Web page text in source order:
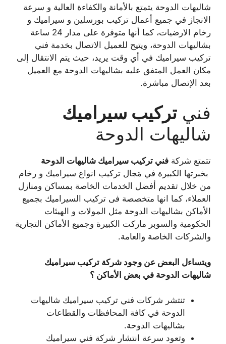
شاليهات الدوحة يتمتع بالأمانة والكفاءة العالية و سرعة
الانجاز في جميع أعمال تركيب بورسلين و سيراميك و
رخام الارضيات، كما أنها متوفرة على مدار 24 ساعة
بشاليهات الدوحة، ويتيح للعميل الاتصال بخدمة فني
تركيب سيراميك في أي وقت يريد، حيث يتم الانتقال إلى
مكان العمل المتفق عليه بشاليهات الدوحة مع العميل
بعد الإتصال مباشرة.
فني تركيب سيراميك
شاليهات الدوحة
تتمتع شركة فني تركيب سيراميك شاليهات الدوحة
بخبرتها الكبيرة في مَجال تركيب انواع سيراميك و رخام
من خلال تقديم أفضل الخدمات الخاصة بمساكن ومنازل
العملاء، كما انها متخصصة فى تركيب السيراميك بجميع
الأماكن بشاليهات الدوحة مثل المولات و الهيئات
الحكومية والسوبر ماركت الكبيرة وجميع الأماكن التجارية
والشركات الخاصة والعامة.
ويتساءل البعض عن وجود شركة تركيب سيراميك
شاليهات الدوحة في بعض الأماكن ؟
تنتشر شركات فني تركيب سيراميك شاليهات
الدوحة في كافة المحافظات والقطاعات
بشاليهات الدوحة.
وتعود سرعة انتشار شركة فني سيراميك